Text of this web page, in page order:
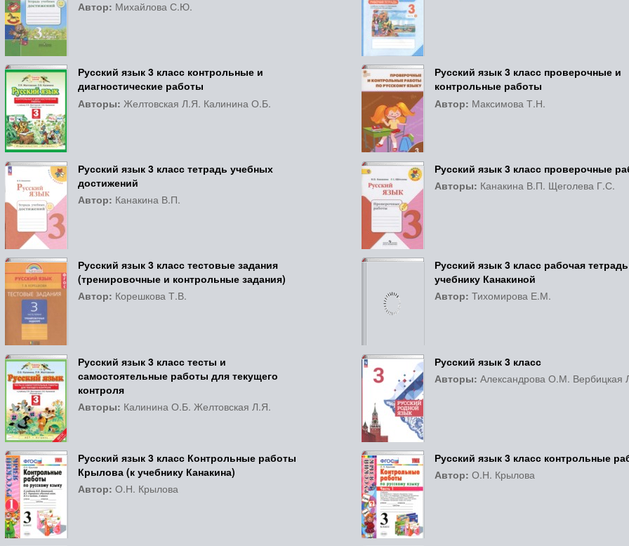
Автор: Михайлова С.Ю.
Русский язык 3 класс контрольные и
диагностические работы
Авторы: Желтовская Л.Я. Калинина О.Б.
Русский язык 3 класс проверочные и
контрольные работы
Автор: Максимова Т.Н.
Русский язык 3 класс тетрадь учебных
достижений
Автор: Канакина В.П.
Русский язык 3 класс проверочные
Авторы: Канакина В.П. Щеголева Г.С.
Русский язык 3 класс тестовые задания
(тренировочные и контрольные задания)
Автор: Корешкова Т.В.
Русский язык 3 класс рабочая
учебнику Канакиной
Автор:Тихомирова Е.М.
Русский язык 3 класс тесты и
самостоятельные работы для текущего
контроля
Авторы: Калинина О.Б. Желтовская Л.Я.
Русский язык 3 класс
Авторы:Александрова О.М. Вербицкая
Русский язык 3 класс Контрольные работы
Крылова (к учебнику Канакина)
Автор: О.Н. Крылова
Русский язык 3 класс контрольные
Автор:О.Н. Крылова